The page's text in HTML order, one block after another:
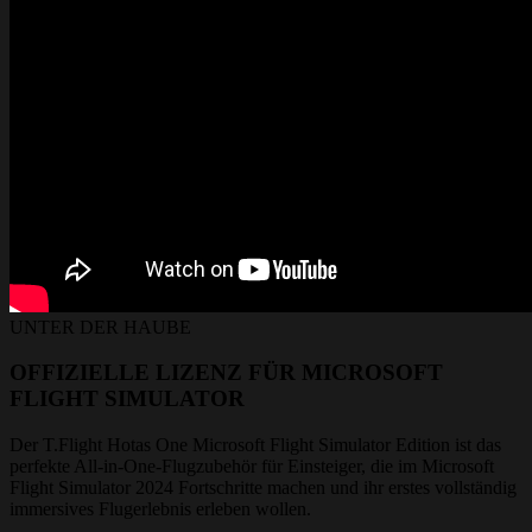
UNTER DER HAUBE
OFFIZIELLE LIZENZ FÜR MICROSOFT
FLIGHT SIMULATOR
Der T.Flight Hotas One Microsoft Flight Simulator Edition ist das
perfekte All-in-One-Flugzubehör für Einsteiger, die im Microsoft
Flight Simulator 2024 Fortschritte machen und ihr erstes vollständig
immersives Flugerlebnis erleben wollen.